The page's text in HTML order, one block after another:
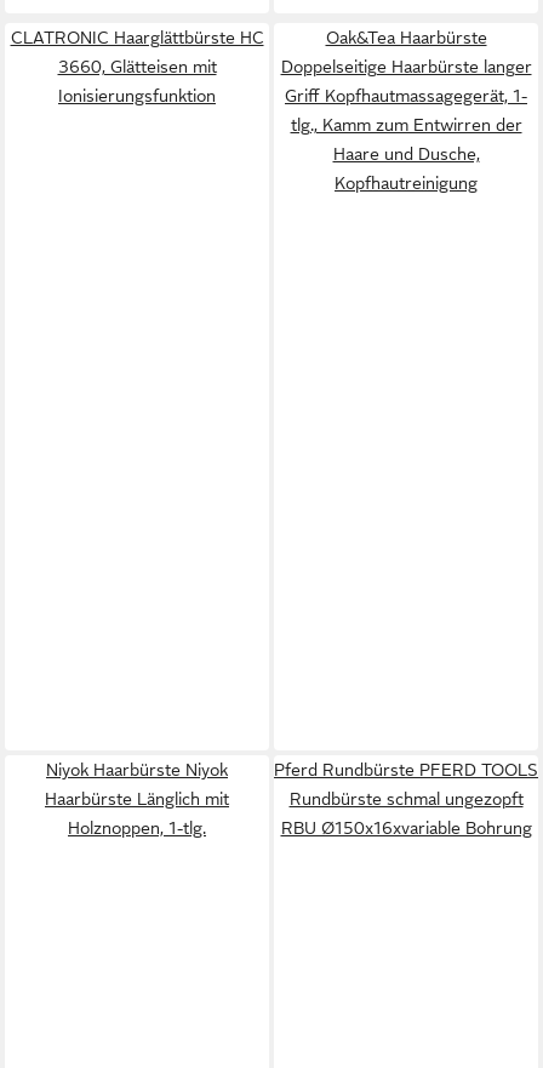
CLATRONIC Haarglättbürste HC
3660, Glätteisen mit
Ionisierungsfunktion
Oak&Tea Haarbürste
Doppelseitige Haarbürste langer
Griff Kopfhautmassagegerät, 1-
tlg., Kamm zum Entwirren der
Haare und Dusche,
Kopfhautreinigung
Niyok Haarbürste Niyok
Haarbürste Länglich mit
Holznoppen, 1-tlg.
Pferd Rundbürste PFERD TOOLS
Rundbürste schmal ungezopft
RBU Ø150x16xvariable Bohrung